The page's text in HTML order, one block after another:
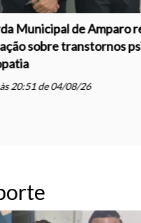
Municipal de Amparo
sobre transtornos
20:51 de 04/08/26